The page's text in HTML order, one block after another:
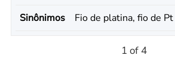
Sinônimos
Fio de platina, fio de Pt
1 of 4